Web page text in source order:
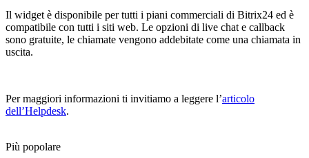
Il widget è disponibile per tutti i piani commerciali di Bitrix24 ed è
compatibile con tutti i siti web. Le opzioni di live chat e callback
sono gratuite, le chiamate vengono addebitate come una chiamata in
uscita.
Per maggiori informazioni ti invitiamo a leggere l’articolo
dell’Helpdesk.
Più popolare